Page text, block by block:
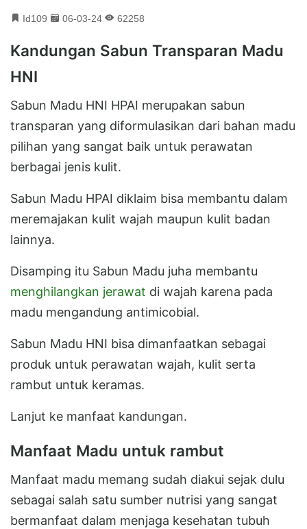
Id109 06-03-24 62258
Kandungan Sabun Transparan Madu
HNI
Sabun Madu HNI HPAI merupakan sabun
transparan yang diformulasikan dari bahan madu
pilihan yang sangat baik untuk perawatan
berbagai jenis kulit.
Sabun Madu HPAI diklaim bisa membantu dalam
meremajakan kulit wajah maupun kulit badan
lainnya.
Disamping itu Sabun Madu juha membantu
menghilangkan jerawat di wajah karena pada
madu mengandung antimicobial.
Sabun Madu HNI bisa dimanfaatkan sebagai
produk untuk perawatan wajah, kulit serta
rambut untuk keramas.
Lanjut ke manfaat kandungan.
Manfaat Madu untuk rambut
Manfaat madu memang sudah diakui sejak dulu
sebagai salah satu sumber nutrisi yang sangat
bermanfaat dalam menjaga kesehatan tubuh